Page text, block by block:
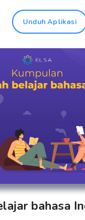
Unduh Aplikasi
bahasa